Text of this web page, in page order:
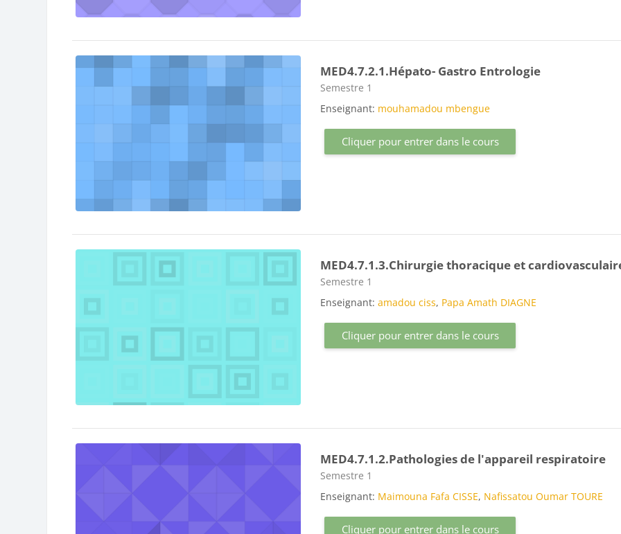
MED4.7.2.1.Hépato- Gastro Entrologie
Catégorie de cours
Semestre 1
Enseignant: mouhamadou mbengue
Cliquer pour entrer dans le cours
MED4.7.1.3.Chirurgie thoracique et
Catégorie de cours
Semestre 1
Enseignant:amadou ciss, Papa Amath DIAGNE
Cliquer pour entrer dans le cours
MED4.7.1.2.Pathologies de l'appareil respiratoire
Catégorie de cours
Semestre 1
Enseignant: Maimouna Fafa CISSE, Nafissatou Oumar TOURE
Cliquer pour entrer dans le cours